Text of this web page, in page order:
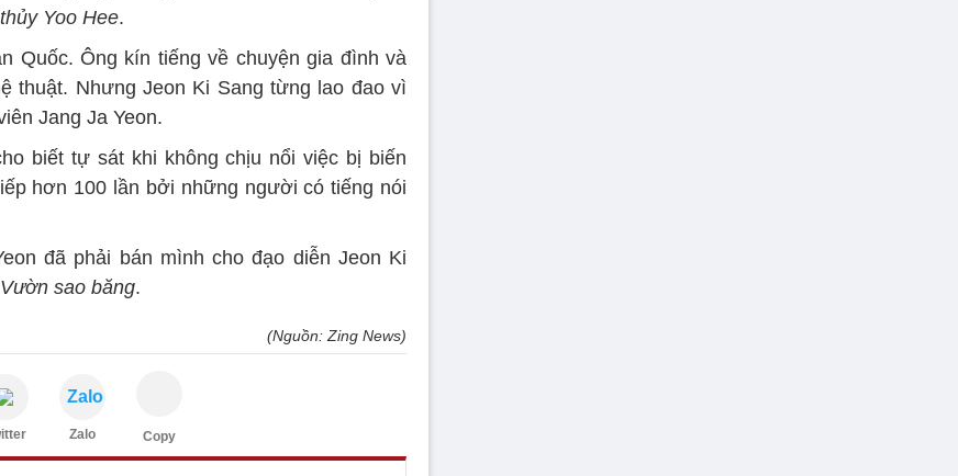
Yoo Hee.
Quốc. Ông kín tiếng về chuyện gia đình và
thuật. Nhưng Jeon Ki Sang từng lao đao vì
Jang Ja Yeon.
biết tự sát khi không chịu nổi việc bị biến
hơn 100 lần bởi những người có tiếng nói
đã phải bán mình cho đạo diễn Jeon Ki
Vườn sao băng.
(Nguồn: Zing News)
Zalo
Zalo Copy